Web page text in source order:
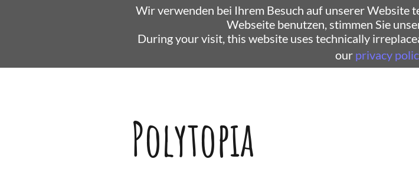
Wir verwenden bei Ihrem Besuch auf unserer Website
Webseite benutzen, stimmen Sie
During your visit, this website uses technically
our privacy
Polytopia